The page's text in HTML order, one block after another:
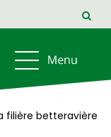
filière betteravière